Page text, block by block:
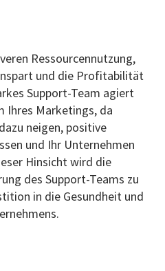
Ressourcennutzung,
und die Profitabilität
Support-Team agiert
Ihres Marketings, da
neigen, positive
und Ihr Unternehmen
Hinsicht wird die
des Support-Teams zu
in die Gesundheit und